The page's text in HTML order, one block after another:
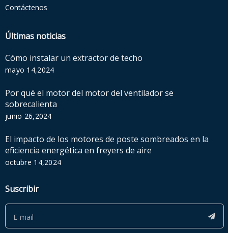
Contáctenos
Últimas noticias
Cómo instalar un extractor de techo
mayo 14,2024
Por qué el motor del motor del ventilador se
sobrecalienta
junio 26,2024
El impacto de los motores de poste sombreados en la
eficiencia energética en freyers de aire
octubre 14,2024
Suscribir